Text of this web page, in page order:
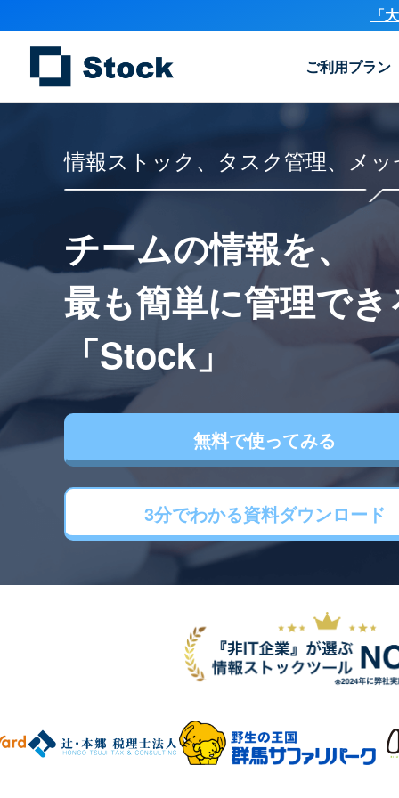
「
ご利用プラン
情報ストック、タスク管理、メ
チームの情報を、
最も簡単に管理で
「Stock」
無料で使ってみる
3分でわかる資料ダウンロード